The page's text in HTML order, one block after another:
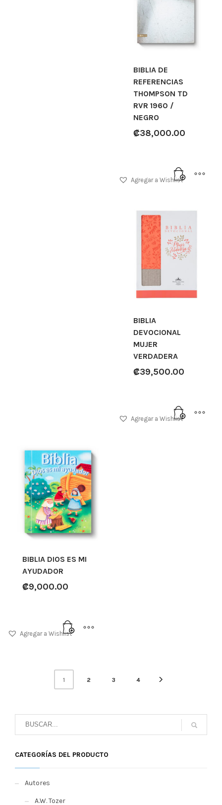
BIBLIA DE
REFERENCIAS
THOMPSON TD
RVR 1960 /
NEGRO
₡38,000.00
Agregar a Wishlist
BIBLIA
DEVOCIONAL
MUJER
VERDADERA
₡39,500.00
Agregar a Wishlist
BIBLIA DIOS ES MI
AYUDADOR
₡9,000.00
Agregar a Wishlist
1 2 3 4
CATEGORÍAS DEL PRODUCTO
Autores
A.W. Tozer